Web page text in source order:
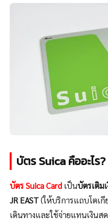
บัตร Suica คืออะไร?
บัตร Suica Card เป็นบัตรเติม
JR EAST(ให้บริการแถบโตเ
เดินทางและใช้จ่ายแทนเงินส